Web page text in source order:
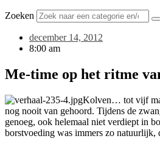
Zoeken
december 14, 2012
8:00 am
Me-time op het ritme
Kolven… tot vijf
nog nooit van gehoord. Tijdens de
genoeg, ook helemaal niet verdiept in
borstvoeding was immers zo natuurlijk,